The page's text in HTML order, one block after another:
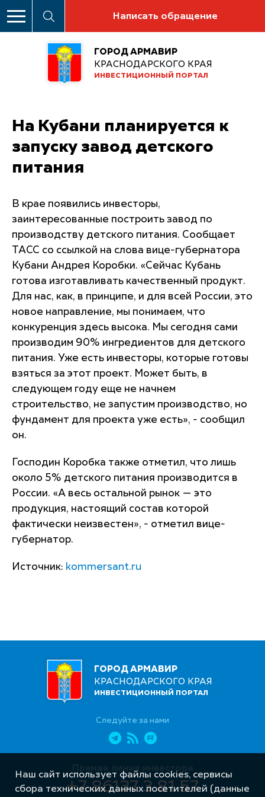
Написать обращение
ГОРОД АРМАВИР
КРАСНОДАРСКОГО КРАЯ
ИНВЕСТИЦИОННЫЙ ПОРТАЛ
На Кубани планируется к
запуску завод детского
питания
В крае появились инвесторы,
заинтересованные построить завод по
производству детского питания. Сообщает
ТАСС со ссылкой на слова вице-губернатора
Кубани Андрея Коробки. «Сейчас Кубань
готова изготавливать качественный продукт.
Для нас, как, в принципе, и для всей России, это
новое направление, мы понимаем, что
конкуренция здесь высока. Мы сегодня сами
производим 90% ингредиентов для детского
питания. Уже есть инвесторы, которые готовы
взяться за этот проект. Может быть, в
следующем году еще не начнем
строительство, не запустим производство, но
фундамент для проекта уже есть», - сообщил
он.
Господин Коробка также отметил, что лишь
около 5% детского питания производится в
России. «А весь остальной рынок — это
продукция, настоящий состав которой
фактически неизвестен», - отметил вице-
губернатор.
Источник: kommersant.ru
ГОРОД АРМАВИР
КРАСНОДАРСКОГО КРАЯ
ИНВЕСТИЦИОННЫЙ ПОРТАЛ
Следуйте за нами
Прямая линия инвестора
+7 86137 3 81 57
Наш сайт использует файлы cookies, сервисы
сбора технических данных посетителей (данные